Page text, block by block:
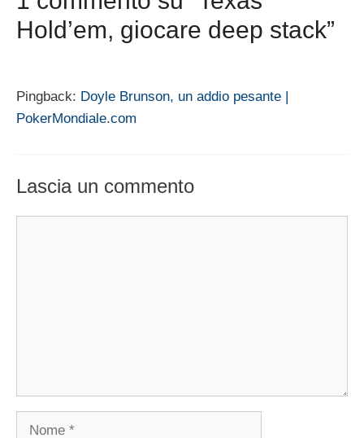
Hold’em, giocare deep stack”
Pingback: Doyle Brunson, un addio pesante |
PokerMondiale.com
Lascia un commento
Nome